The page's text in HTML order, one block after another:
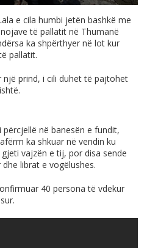
e cila humbi jetën bashkë me
të pallatit në Thumanë
ka shpërthyer në lot kur
pallatit.
prind, i cili duhet të pajtohet
përcjellë në banesën e fundit,
ka shkuar në vendin ku
vajzën e tij, por disa sende
librat e vogëlushes.
40 persona të vdekur